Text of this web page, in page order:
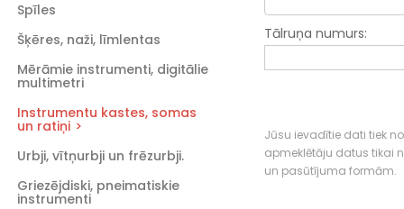
Spīles
Šķēres, naži, līmlentas
Mērāmie instrumenti, digitālie
multimetri
Instrumentu kastes, somas
un ratiņi
Urbji, vītņurbji un frēzurbji.
Griezējdiski, pneimatiskie
instrumenti
Tālruņa numurs:
Jūsu ievadītie dati tiek
apmeklētāju datus tikai
un pasūtījuma formām.